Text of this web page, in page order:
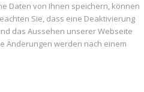
Daten von Ihnen speichern, können
Sie, dass eine Deaktivierung
das Aussehen unserer Webseite
Änderungen werden nach einem